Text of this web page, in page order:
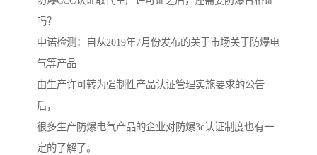
吗？
中诺检测：自从2019年7月份发布的关于市场关于防爆电
气等产品
由生产许可转为强制性产品认证管理实施要求的公告
后，
很多生产防爆电气产品的企业对防爆3c认证制度也有一
定的了解了。